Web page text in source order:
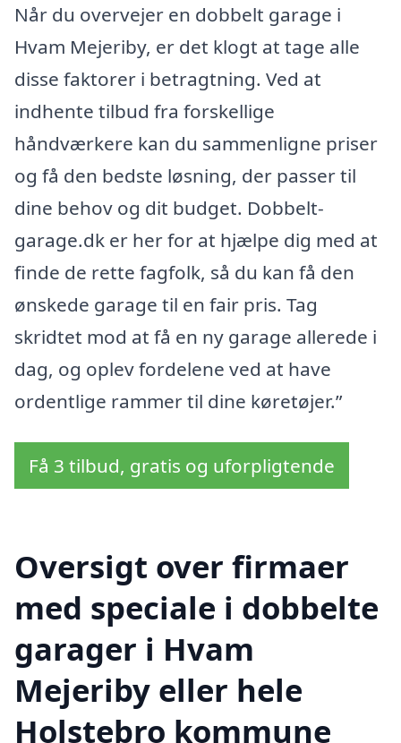
Når du overvejer en dobbelt garage i
Hvam Mejeriby, er det klogt at tage alle
disse faktorer i betragtning. Ved at
indhente tilbud fra forskellige
håndværkere kan du sammenligne priser
og få den bedste løsning, der passer til
dine behov og dit budget. Dobbelt-
garage.dk er her for at hjælpe dig med at
finde de rette fagfolk, så du kan få den
ønskede garage til en fair pris. Tag
skridtet mod at få en ny garage allerede i
dag, og oplev fordelene ved at have
ordentlige rammer til dine køretøjer.”
Få 3 tilbud, gratis og uforpligtende
Oversigt over firmaer
med speciale i dobbelte
garager i Hvam
Mejeriby eller hele
Holstebro kommune